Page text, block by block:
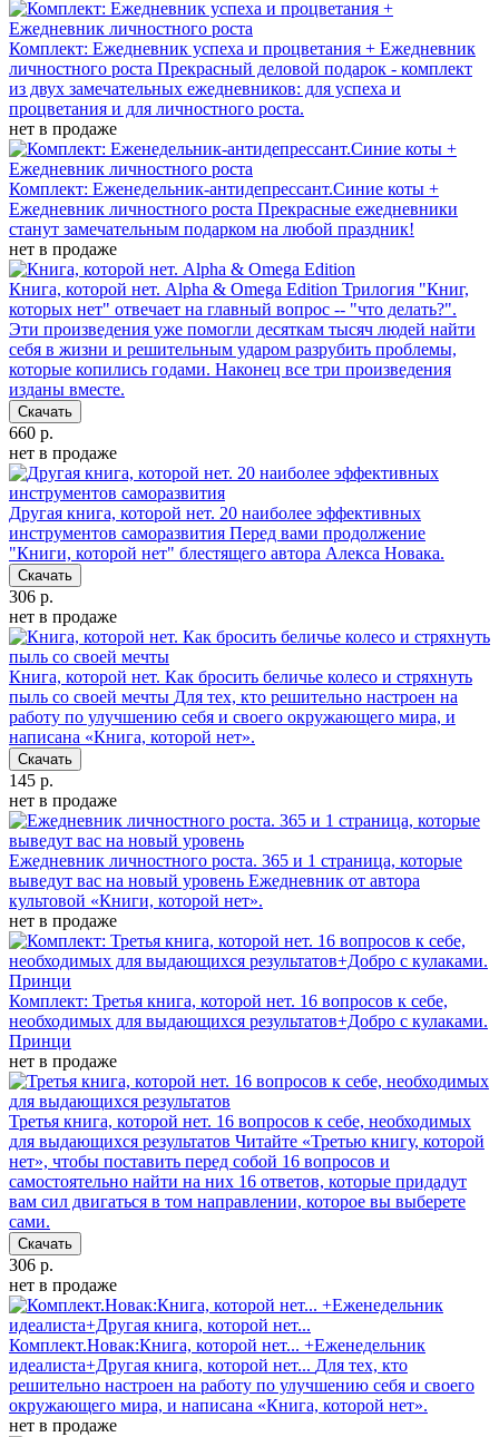
Комплект: Ежедневник успеха и процветания + Ежедневник
личностного роста Прекрасный деловой подарок - комплект
из двух замечательных ежедневников: для успеха и
процветания и для личностного роста.
нет в продаже
Комплект: Еженедельник-антидепрессант.Синие коты +
Ежедневник личностного роста Прекрасные ежедневники
станут замечательным подарком на любой праздник!
нет в продаже
Книга, которой нет. Alpha & Omega Edition Трилогия "Книг,
которых нет" отвечает на главный вопрос -- "что делать?".
Эти произведения уже помогли десяткам тысяч людей найти
себя в жизни и решительным ударом разрубить проблемы,
которые копились годами. Наконец все три произведения
изданы вместе.
Скачать
660 р.
нет в продаже
Другая книга, которой нет. 20 наиболее эффективных
инструментов саморазвития Перед вами продолжение
"Книги, которой нет" блестящего автора Алекса Новака.
Скачать
306 р.
нет в продаже
Книга, которой нет. Как бросить беличье колесо и стряхнуть
пыль со своей мечты Для тех, кто решительно настроен на
работу по улучшению себя и своего окружающего мира, и
написана «Книга, которой нет».
Скачать
145 р.
нет в продаже
Ежедневник личностного роста. 365 и 1 страница, которые
выведут вас на новый уровень Ежедневник от автора
культовой «Книги, которой нет».
нет в продаже
Комплект: Третья книга, которой нет. 16 вопросов к себе,
необходимых для выдающихся результатов+Добро с кулаками.
Принци
нет в продаже
Третья книга, которой нет. 16 вопросов к себе, необходимых
для выдающихся результатов Читайте «Третью книгу, которой
нет», чтобы поставить перед собой 16 вопросов и
самостоятельно найти на них 16 ответов, которые придадут
вам сил двигаться в том направлении, которое вы выберете
сами.
Скачать
306 р.
нет в продаже
Комплект.Новак:Книга, которой нет... +Еженедельник
идеалиста+Другая книга, которой нет... Для тех, кто
решительно настроен на работу по улучшению себя и своего
окружающего мира, и написана «Книга, которой нет».
нет в продаже